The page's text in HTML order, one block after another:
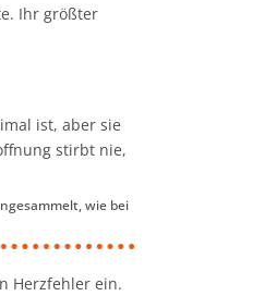
Ihr größter
ist, aber sie
stirbt nie,
wie bei
Herzfehler ein.